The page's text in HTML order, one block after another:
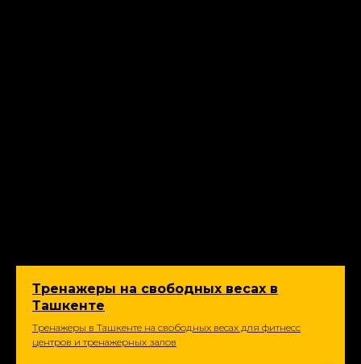
Тренажеры на свободных весах в
Ташкенте
Тренажеры в Ташкенте на свободных весах для фитнесс
центров и тренажерных залов